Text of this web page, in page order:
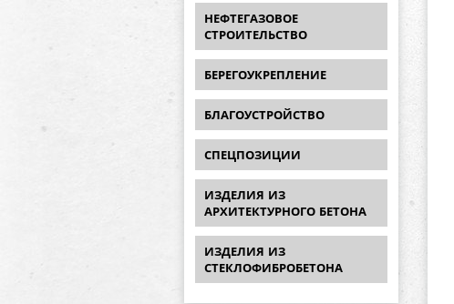
НЕФТЕГАЗОВОЕ
СТРОИТЕЛЬСТВО
БЕРЕГОУКРЕПЛЕНИЕ
БЛАГОУСТРОЙСТВО
СПЕЦПОЗИЦИИ
ИЗДЕЛИЯ ИЗ
АРХИТЕКТУРНОГО БЕТОНА
ИЗДЕЛИЯ ИЗ
СТЕКЛОФИБРОБЕТОНА